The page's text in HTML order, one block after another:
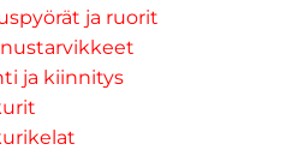
ja ruorit
ja kiinnitys